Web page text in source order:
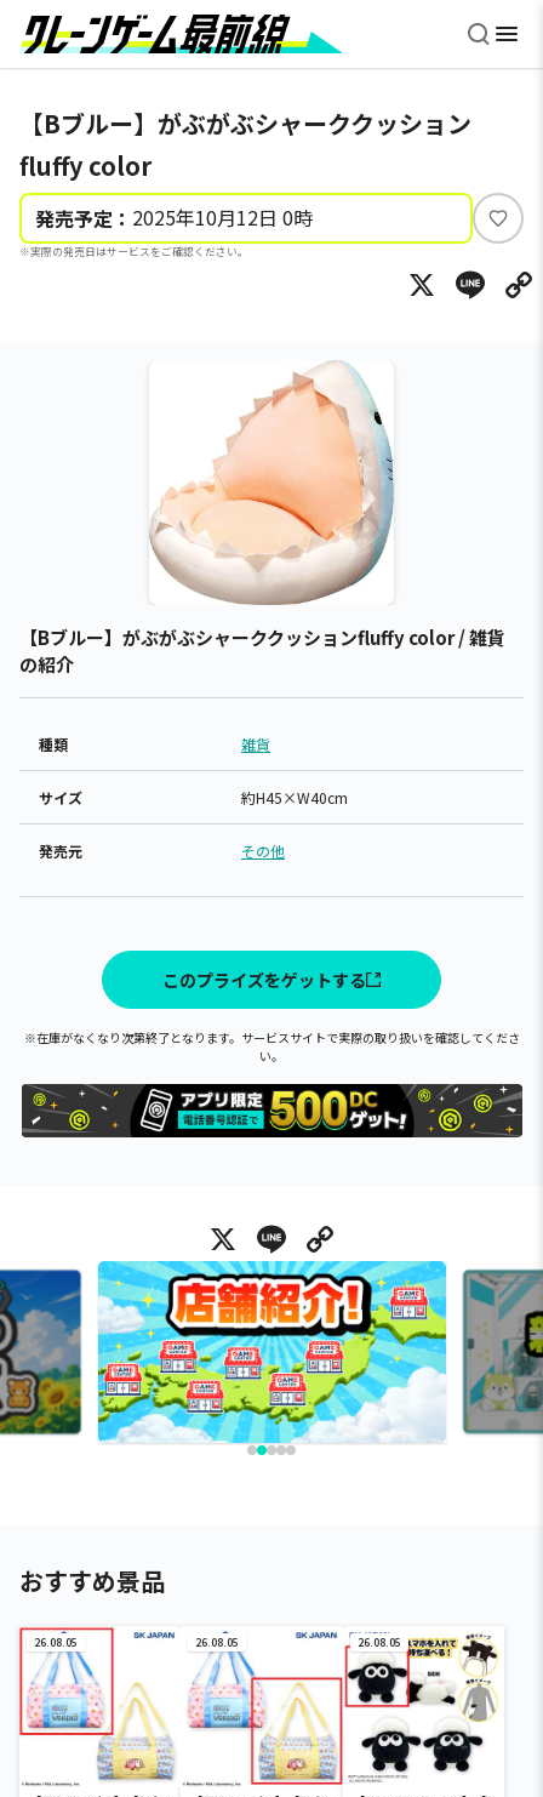
【Bブルー】がぶがぶシャーククッション
fluffy color
発売予定： 2025年10月12日 0時
※実際の発売日はサービスをご確認ください。
い
ね
X
【Bブルー】がぶがぶシャーククッションfluffy color / 雑貨
の紹介
種類 雑貨
サイズ 約H45×W40cm
発売元 その他
このプライズをゲットする
※在庫がなくなり次第終了となります。サービスサイトで実際の取り扱いを確認してくださ
い。
X Line
おすすめ景品
26.08.05 26.08.05 26.08.05